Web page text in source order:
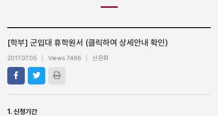
[학부] 군입대 휴학원서 (클릭하여 상세안내 확인)
2017.07.05 Views 7466 신은화
1. 신청기간